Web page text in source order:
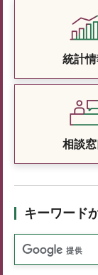
統計
相談窓
キーワード